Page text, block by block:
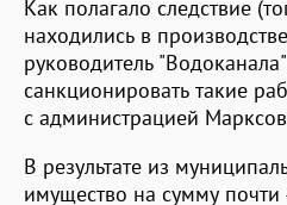
Как полагало следствие
находились в
руководитель
санкционировать такие
с администрацией
В результате из
имущество на сумму